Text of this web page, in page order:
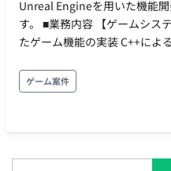
Unreal Engineを用いた機能
す。 ■業務内容 【ゲームシステム開発】 Unreal Engineを用い
たゲーム機能の実装 C++によるゲ
る開発業務 ■働き方 稼働量：週5日 リモート稼働：不可 勤務
地：東京都（優先）※静岡・
ゲーム案件